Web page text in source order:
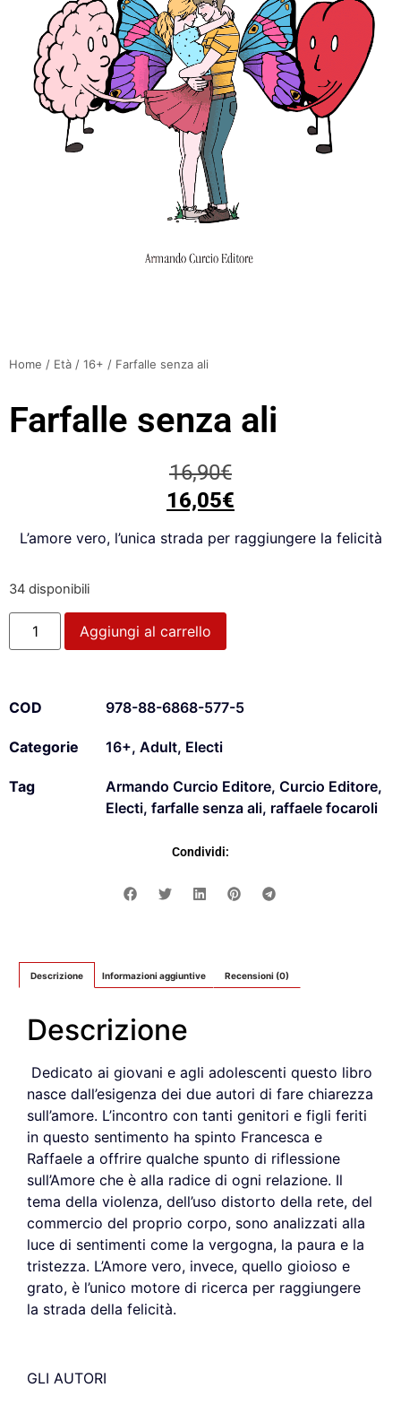
Home / Età / 16+ / Farfalle senza ali
Farfalle senza ali
16,90€
16,05€
L’amore vero, l’unica strada per raggiungere la felicità
34 disponibili
Aggiungi al carrello
COD 978-88-6868-577-5
Categorie 16+, Adult, Electi
Tag Armando Curcio Editore, Curcio Editore,
Electi, farfalle senza ali, raffaele focaroli
Condividi:
Descrizione Informazioni aggiuntive Recensioni (0)
Descrizione
Dedicato ai giovani e agli adolescenti questo libro
nasce dall’esigenza dei due autori di fare chiarezza
sull’amore. L’incontro con tanti genitori e figli feriti
in questo sentimento ha spinto Francesca e
Raffaele a offrire qualche spunto di riflessione
sull’Amore che è alla radice di ogni relazione. Il
tema della violenza, dell’uso distorto della rete, del
commercio del proprio corpo, sono analizzati alla
luce di sentimenti come la vergogna, la paura e la
tristezza. L’Amore vero, invece, quello gioioso e
grato, è l’unico motore di ricerca per raggiungere
la strada della felicità.
GLI AUTORI